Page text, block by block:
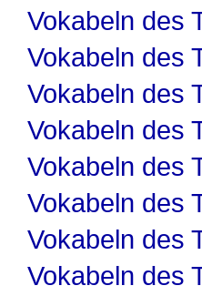
Vokabeln des
Vokabeln des
Vokabeln des
Vokabeln des
Vokabeln des
Vokabeln des
Vokabeln des
Vokabeln des